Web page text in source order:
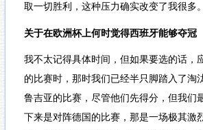
取一切胜利，这种压力确实改变了我很多。
关于在欧洲杯上何时觉得西班牙能够夺冠
我不太记得具体时间，但如果要选的话，
的比赛时，那时我们已经半只脚踏入了淘
鲁吉亚的比赛，尽管他们先得分，但我们
下来是对阵德国的比赛，那是一场极其激